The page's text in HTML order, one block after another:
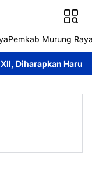
Pemkab Murung
Harumkan Nama